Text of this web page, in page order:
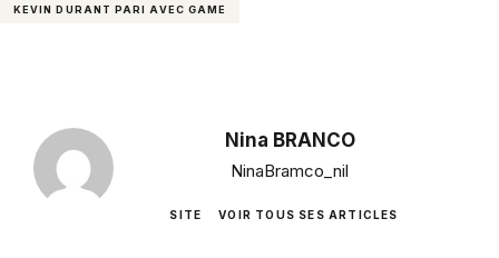
KEVIN DURANT PARI AVEC GAME
Nina BRANCO
NinaBramco_nil
SITE VOIR TOUS SES ARTICLES